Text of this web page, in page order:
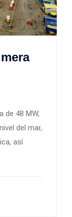
de 48 MW,
del mar,
así